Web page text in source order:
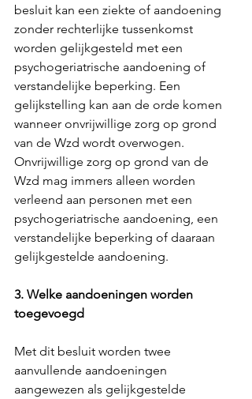
besluit kan een ziekte of aandoening
zonder rechterlijke tussenkomst
worden gelijkgesteld met een
psychogeriatrische aandoening of
verstandelijke beperking. Een
gelijkstelling kan aan de orde komen
wanneer onvrijwillige zorg op grond
van de Wzd wordt overwogen.
Onvrijwillige zorg op grond van de
Wzd mag immers alleen worden
verleend aan personen met een
psychogeriatrische aandoening, een
verstandelijke beperking of daaraan
gelijkgestelde aandoening.
3. Welke aandoeningen worden
toegevoegd
Met dit besluit worden twee
aanvullende aandoeningen
aangewezen als gelijkgestelde